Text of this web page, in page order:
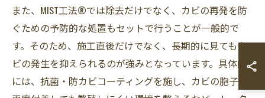
また、MIST工法®では除去だけでなく、カビの再発を防
ぐための予防的な処置もセットで行うことが一般的で
す。そのため、施工直後だけでなく、長期的に見てもカ
ビの発生を抑えられるのが強みとなっています。具体的
には、抗菌・防カビコーティングを施し、カビの胞子が